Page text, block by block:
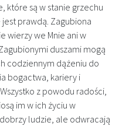
które są w stanie grzechu
prawdą. Zagubiona
wierzy we Mnie ani w
duszami mogą
codziennym dążeniu do
bogactwa, kariery i
z powodu radości,
im w ich życiu w
ludzie, ale odwracają